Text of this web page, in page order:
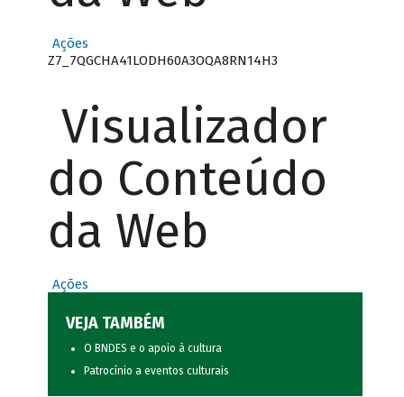
Ações
Z7_7QGCHA41LODH60A3OQA8RN14H3
Visualizador
do Conteúdo
da Web
Ações
VEJA TAMBÉM
O BNDES e o apoio à cultura
Patrocínio a eventos culturais